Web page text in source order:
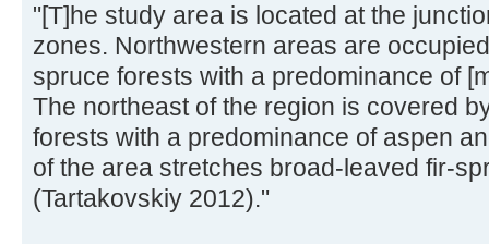
"[T]he study area is located at the
zones. Northwestern areas are
spruce forests with a predominance of
The northeast of the region is covered
forests with a predominance of aspen
of the area stretches broad-leaved fir-
(Tartakovskiy 2012)."